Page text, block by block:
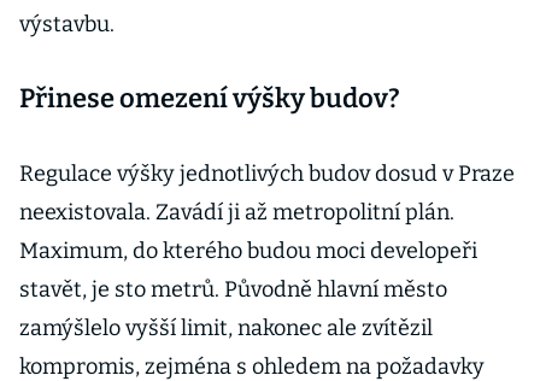
výstavbu.
Přinese omezení výšky budov?
Regulace výšky jednotlivých budov dosud v Praze
neexistovala. Zavádí ji až metropolitní plán.
Maximum, do kterého budou moci developeři
stavět, je sto metrů. Původně hlavní město
zamýšlelo vyšší limit, nakonec ale zvítězil
kompromis, zejména s ohledem na požadavky